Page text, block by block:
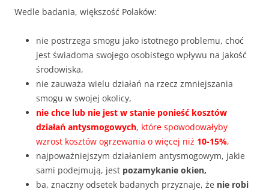
Wedle badania, większość Polaków:
nie postrzega smogu jako istotnego problemu, choć
jest świadoma swojego osobistego wpływu na jakość
środowiska,
nie zauważa wielu działań na rzecz zmniejszania
smogu w swojej okolicy,
nie chce lub nie jest w stanie ponieść kosztów
działań antysmogowych, które spowodowałyby
wzrost kosztów ogrzewania o więcej niż 10-15%,
najpoważniejszym działaniem antysmogowym, jakie
sami podejmują, jest pozamykanie okien,
ba, znaczny odsetek badanych przyznaje, że nie robi